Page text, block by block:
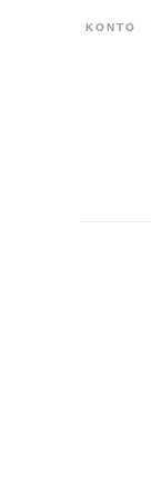
KONTO